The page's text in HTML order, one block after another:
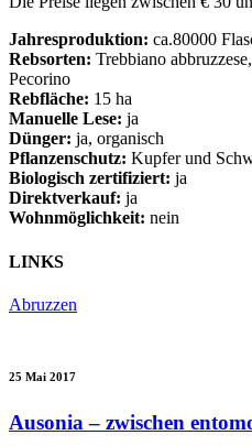
Jahresproduktion: ca.80000
Rebsorten: Trebbiano
Pecorino
Rebfläche: 15 ha
Manuelle Lese: ja
Dünger: ja, organisch
Pflanzenschutz: Kupfer und
Biologisch zertifiziert: ja
Direktverkauf: ja
Wohnmöglichkeit: nein
LINKS
Abruzzen
25 Mai 2017
Ausonia – zwischen